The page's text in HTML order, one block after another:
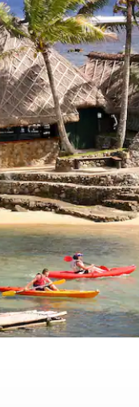
flechas hacia arriba